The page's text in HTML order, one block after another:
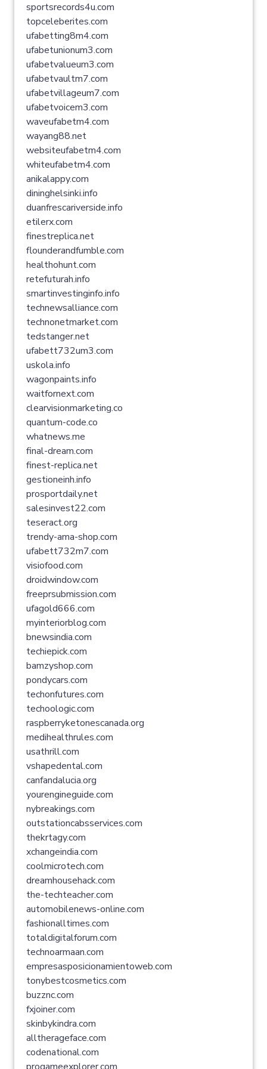
sportsrecords4u.com
topceleberites.com
ufabetting8m4.com
ufabetunionum3.com
ufabetvalueum3.com
ufabetvaultm7.com
ufabetvillageum7.com
ufabetvoicem3.com
waveufabetm4.com
wayang88.net
websiteufabetm4.com
whiteufabetm4.com
anikalappy.com
dininghelsinki.info
duanfrescariverside.info
etilerx.com
finestreplica.net
flounderandfumble.com
healthohunt.com
retefuturah.info
smartinvestinginfo.info
technewsalliance.com
technonetmarket.com
tedstanger.net
ufabett732um3.com
uskola.info
wagonpaints.info
waitfornext.com
clearvisionmarketing.co
quantum-code.co
whatnews.me
final-dream.com
finest-replica.net
gestioneinh.info
prosportdaily.net
salesinvest22.com
teseract.org
trendy-ama-shop.com
ufabett732m7.com
visiofood.com
droidwindow.com
freeprsubmission.com
ufagold666.com
myinteriorblog.com
bnewsindia.com
techiepick.com
bamzyshop.com
pondycars.com
techonfutures.com
techoologic.com
raspberryketonescanada.org
medihealthrules.com
usathrill.com
vshapedental.com
canfandalucia.org
yourengineguide.com
nybreakings.com
outstationcabsservices.com
thekrtagy.com
xchangeindia.com
coolmicrotech.com
dreamhousehack.com
the-techteacher.com
automobilenews-online.com
fashionalltimes.com
totaldigitalforum.com
technoarmaan.com
empresasposicionamientoweb.com
tonybestcosmetics.com
buzznc.com
fxjoiner.com
skinbykindra.com
alltherageface.com
codenational.com